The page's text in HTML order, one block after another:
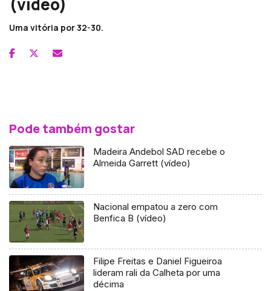
Uma vitória por 32-30.
Pode também gostar
Madeira Andebol SAD recebe o
Almeida Garrett (vídeo)
Nacional empatou a zero com
Benfica B (vídeo)
Filipe Freitas e Daniel Figueiroa
lideram rali da Calheta por uma
décima